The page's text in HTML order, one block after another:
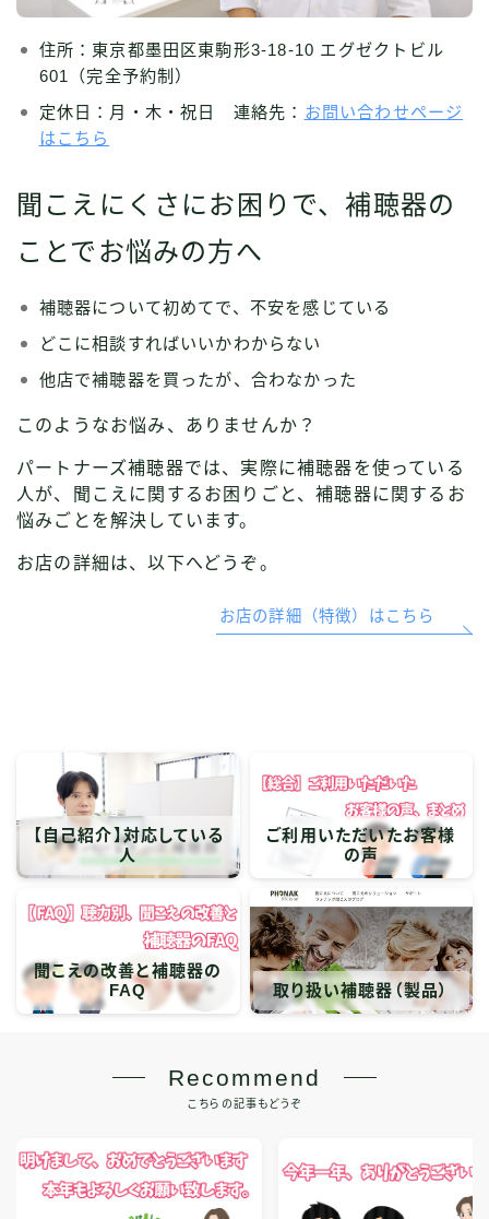
住所：東京都墨田区東駒形3-18-10 エグゼクトビル
601（完全予約制）
定休日：月・木・祝日 連絡先： お問い合わせページ
はこちら
聞こえにくさにお困りで、補聴器の
ことでお悩みの方へ
補聴器について初めてで、不安を感じている
どこに相談すればいいかわからない
他店で補聴器を買ったが、合わなかった
このようなお悩み、ありませんか？
パートナーズ補聴器では、実際に補聴器を使っている
人が、聞こえに関するお困りごと、補聴器に関するお
悩みごとを解決しています。
お店の詳細は、以下へどうぞ。
お店の詳細（特徴）はこちら
【自己紹介】対応している
人
ご利用いただいたお客様
の声
聞こえの改善と補聴器の
FAQ
取り扱い補聴器（製品）
Recommend
こちらの記事もどうぞ